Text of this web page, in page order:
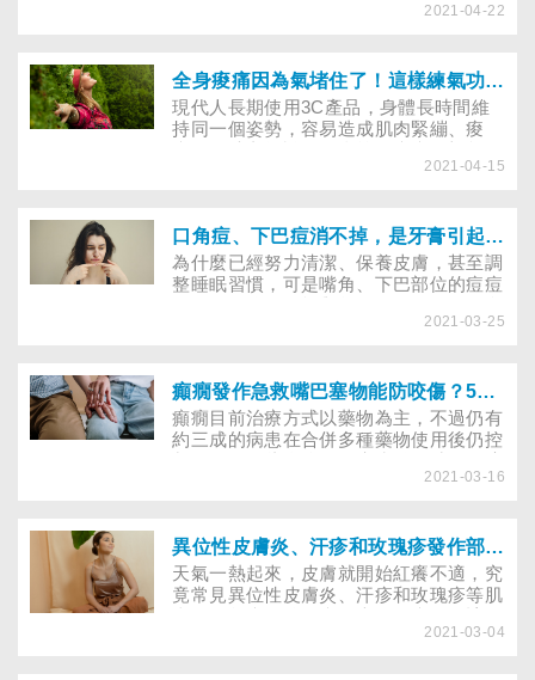
緩不適，究竟該如何做，平日生活又該養
2021-04-22
全身痠痛因為氣堵住了！這樣練氣功幫身體修復、緩解不適
現代人長期使用3C產品，身體長時間維
持同一個姿勢，容易造成肌肉緊繃、痠
血液循環和經絡運行不順，只要讓經絡通
2021-04-15
口角痘、下巴痘消不掉，是牙膏引起的？醫師揭露引起口周痘3主因
為什麼已經努力清潔、保養皮膚，甚至調
整睡眠習慣，可是嘴角、下巴部位的痘痘
有關嗎？還是哪些飲食或習慣，使皮脂腺
2021-03-25
癲癇發作急救嘴巴塞物能防咬傷？5點癲癇常見迷思整理
癲癇目前治療方式以藥物為主，不過仍有
約三成的病患在合併多種藥物使用後仍控
當處理，不但是病友的家人和朋友必須熟
2021-03-16
異位性皮膚炎、汗疹和玫瑰疹發作部位、特徵大不同，痱子粉止癢用錯恐怕更嚴重！
天氣一熱起來，皮膚就開始紅癢不適，究
竟常見異位性皮膚炎、汗疹和玫瑰疹等肌
2021-03-04